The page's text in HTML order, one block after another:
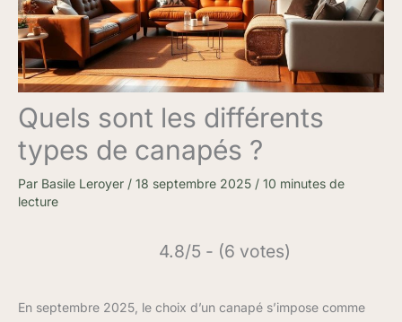
Quels sont les différents
types de canapés ?
Par Basile Leroyer / 18 septembre 2025 / 10 minutes de
lecture
4.8/5 - (6 votes)
En septembre 2025, le choix d’un canapé s’impose comme